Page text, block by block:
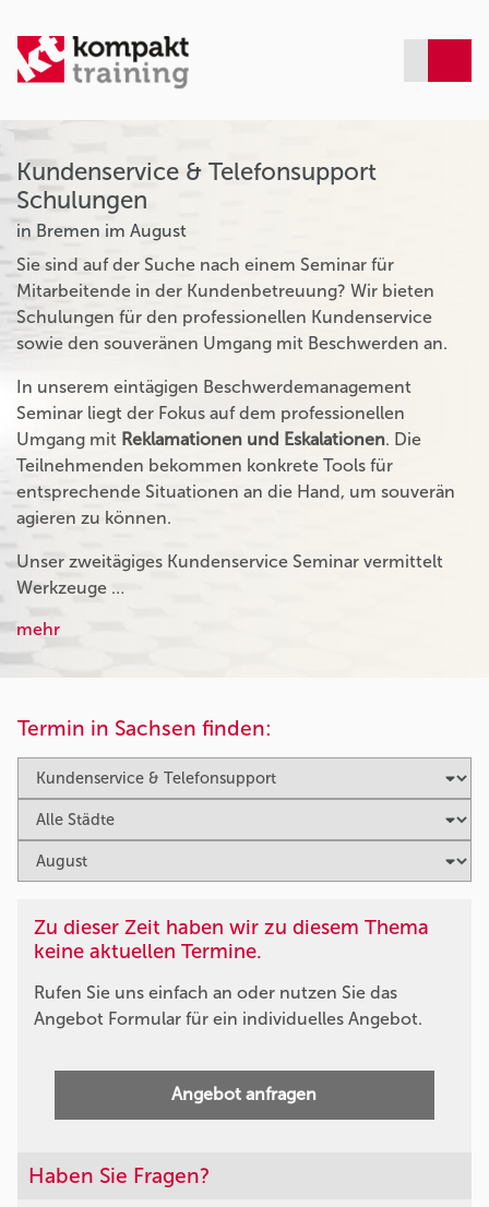
Kundenservice & Telefonsupport
Schulungen
in Bremen im August
Sie sind auf der Suche nach einem Seminar für
Mitarbeitende in der Kundenbetreuung? Wir bieten
Schulungen für den professionellen Kundenservice
sowie den souveränen Umgang mit Beschwerden an.
In unserem eintägigen Beschwerdemanagement
Seminar liegt der Fokus auf dem professionellen
Umgang mit Reklamationen und Eskalationen. Die
Teilnehmenden bekommen konkrete Tools für
entsprechende Situationen an die Hand, um souverän
agieren zu können.
Unser zweitägiges Kundenservice Seminar vermittelt
Werkzeuge …
mehr
Termin in Sachsen finden:
Zu dieser Zeit haben wir zu diesem Thema
keine aktuellen Termine.
Rufen Sie uns einfach an oder nutzen Sie das
Angebot Formular für ein individuelles Angebot.
Angebot anfragen
Haben Sie Fragen?